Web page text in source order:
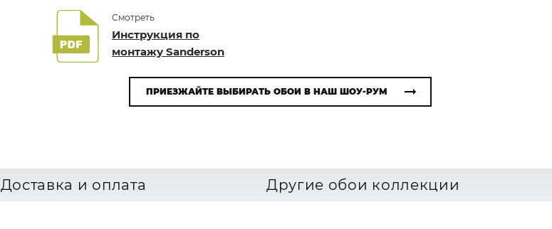
Смотреть
Инструкция по
монтажу Sanderson
ПРИЕЗЖАЙТЕ ВЫБИРАТЬ ОБОИ В НАШ ШОУ-РУМ
Доставка и оплата Другие обои коллекции